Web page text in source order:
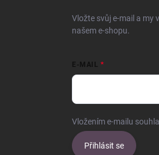
Vložte svůj e-mail a my
našem e-shopu.
E-MAIL
Vložením e-mailu
Přihlásit se